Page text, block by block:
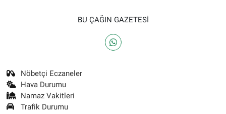
BU ÇAĞIN GAZETESİ
Nöbetçi Eczaneler
Hava Durumu
Namaz Vakitleri
Trafik Durumu